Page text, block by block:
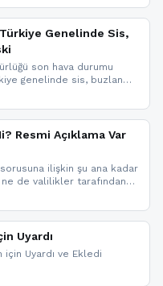
Genelinde Sis,
son hava durumu
genelinde sis, buzlanma
Anadolu ve Doğu
meteoroloji gelişmeleri.
Resmi Açıklama Var
ilişkin şu ana kadar
ne de valilikler tarafından
bulunmamaktadır.
haberdar olmak için
bildirimleri açabilirsiniz.
Uyardı
Uyardı ve Ekledi